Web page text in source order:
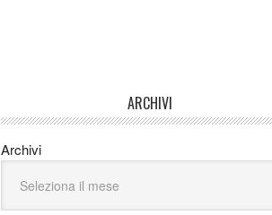
ARCHIVI
Archivi